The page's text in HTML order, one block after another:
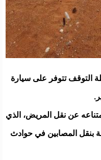
التوقف تتوفر على سيارة
عن نقل المريض، الذي
بنقل المصابين في حوادث